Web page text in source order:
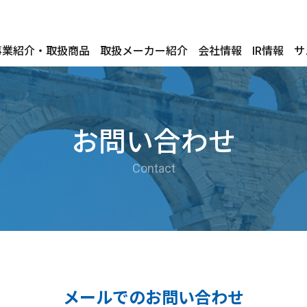
紹介・取扱商品 取扱メーカー紹介 会社情報 IR情報
お問い合わせ
Contact
メールでのお問い合わせ